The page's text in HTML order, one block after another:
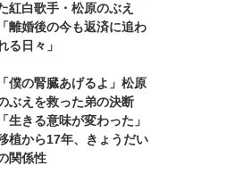
紅白歌手・松原のぶえ
「離婚後の今も返済に追わ
る日々」
「僕の腎臓あげるよ」松原
ぶえを救った弟の決断
「生きる意味が変わった」
植から17年、きょうだい
関係性